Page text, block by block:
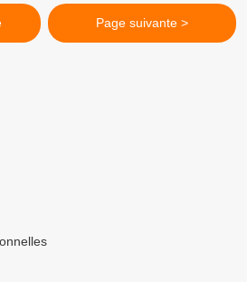
Page suivante >